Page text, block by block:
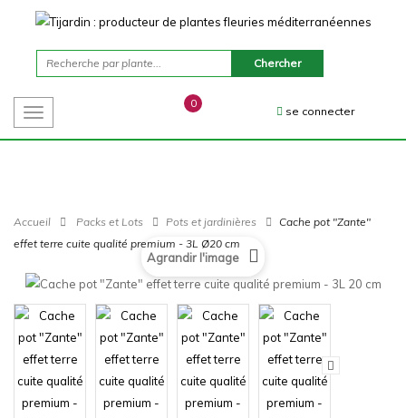
se connecter
0
Toggle
navigation
Accueil Packs et Lots Pots et jardinières
Cache pot "Zante"
effet terre cuite qualité premium - 3L Ø20 cm
Agrandir l'image